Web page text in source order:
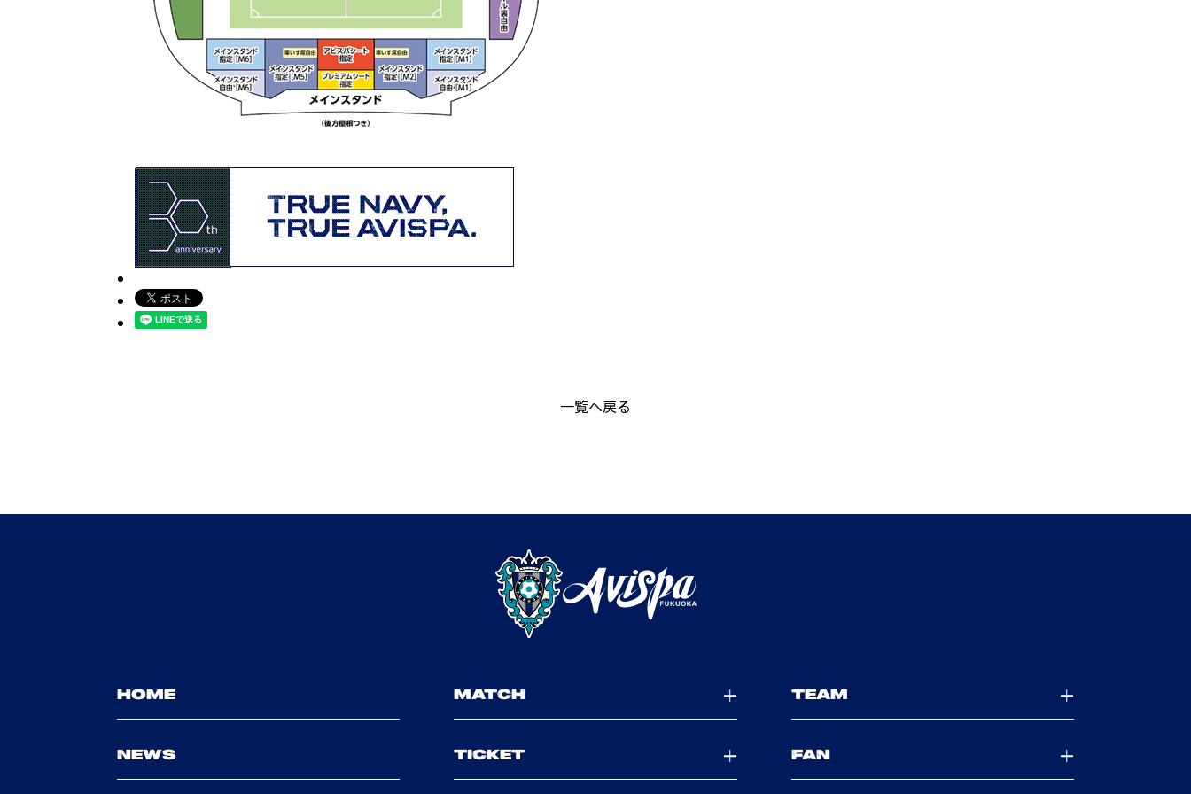
一覧へ戻る
HOME MATCH TEAM
NEWS TICKET FAN